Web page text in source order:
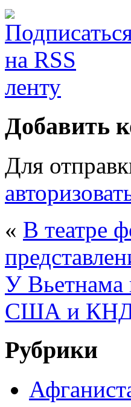
Добавить
Для
« В театре
У Вьетнама
США и
Рубрики